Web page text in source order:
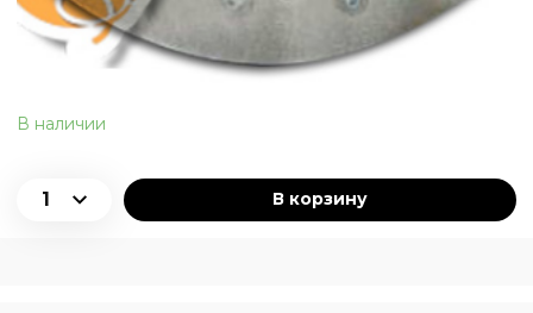
В наличии
В корзину